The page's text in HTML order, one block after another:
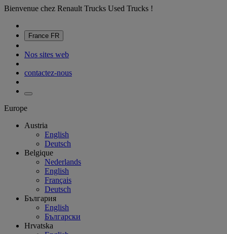
Bienvenue chez Renault Trucks Used Trucks !
France FR
Nos sites web
contactez-nous
Europe
Austria
English
Deutsch
Belgique
Nederlands
English
Français
Deutsch
България
English
Български
Hrvatska